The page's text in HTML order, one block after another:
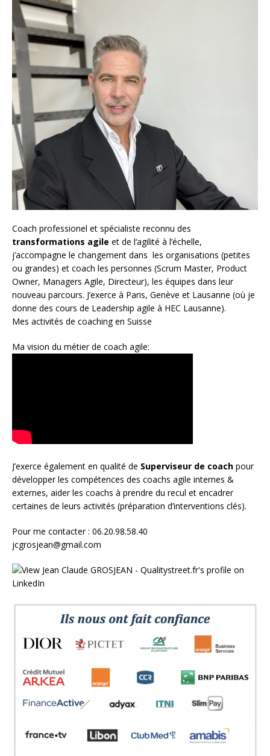
Coach professionel et spécialiste reconnu des
transformations agile et de l‘agilité à l’échelle,
j’accompagne le changement dans les organisations (petites
ou grandes) et coach les personnes (Scrum Master, Product
Owner, Managers Agile, Directeur), les équipes dans leur
nouveau parcours. J’exerce à Paris, Genève et Lausanne (où je
donne des cours de Leadership agile à HEC Lausanne).
Mes activités de coaching en Suisse
Ma vision du métier de coach agile:
J’exerce également en qualité de Superviseur de coach pour
développer les compétences des coachs agile internes &
externes, aider les coachs à prendre du recul et encadrer
certaines de leurs activités (préparation d’interventions clés).
Pour me contacter : 06.20.98.58.40
jcgrosjean@gmail.com